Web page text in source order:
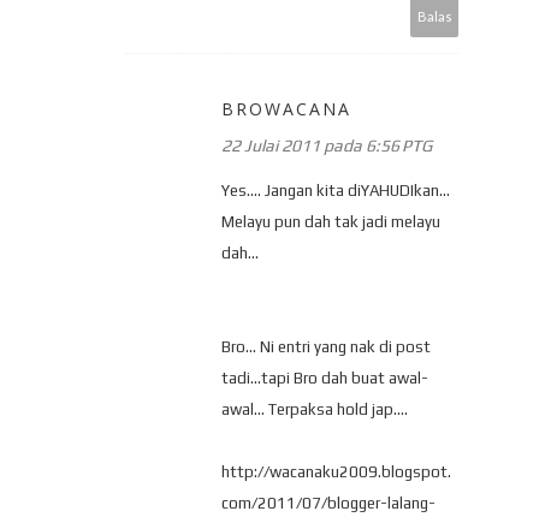
Balas
BROWACANA
22 Julai 2011 pada 6:56 PTG
Yes.... Jangan kita diYAHUDIkan...
Melayu pun dah tak jadi melayu
dah...
Bro... Ni entri yang nak di post
tadi...tapi Bro dah buat awal-
awal... Terpaksa hold jap....
http://wacanaku2009.blogspot.
com/2011/07/blogger-lalang-